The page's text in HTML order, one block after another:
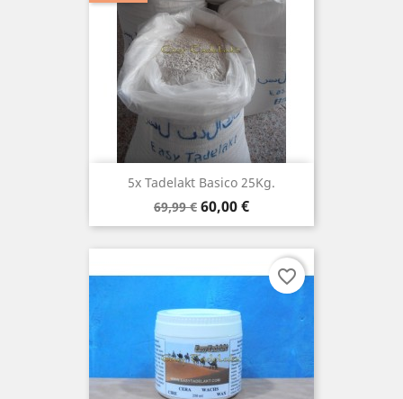
5x Tadelakt Basico 25Kg.
Verkaufspreis
69,99 € Preis
60,00 €
favorite_border